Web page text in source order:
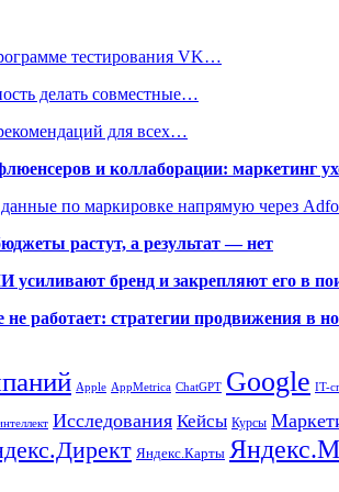
тестирования VK…
делать совместные…
для всех…
и коллаборации: маркетинг
по маркировке напрямую через
растут, а результат — нет
бренд и закрепляют его в
работает: стратегии продвижения в
Apple AppMetrica ChatGPT Google IT-
Исследования Кейсы Курсы
Яндекс.Карты